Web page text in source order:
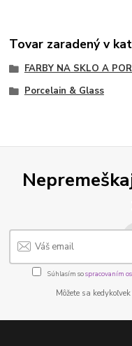
Tovar zaradený v
FARBY NA SKLO A
Porcelain & Glass
Súhlasím sospracovaním
Môžete sa